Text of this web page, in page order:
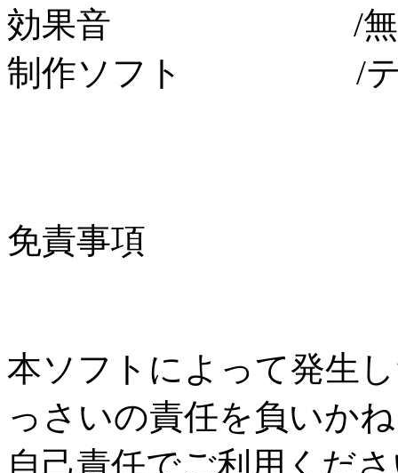
効果音 /無料効
制作ソフト /ティ
免責事項
本ソフトによって発生
っさいの責任を負いか
自己責任でご利用くだ